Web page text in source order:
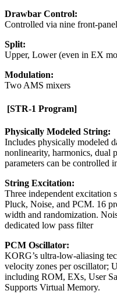
Drawbar Control:
Controlled via nine front-
Split:
Upper, Lower (even in EX
Modulation:
Two AMS mixers
[STR-1 Program]
Physically Modeled String:
Includes physically modeled
nonlinearity, harmonics, dual
parameters can be controlled
String Excitation:
Three independent excitation
Pluck, Noise, and PCM. 16
width and randomization.
dedicated low pass filter
PCM Oscillator:
KORG’s ultra-low-aliasing
velocity zones per oscillator;
including ROM, EXs, User
Supports Virtual Memory.